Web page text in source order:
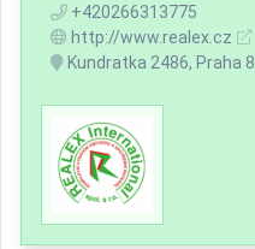
+420266313775
http://www.realex.cz
Kundratka 2486, Praha 8